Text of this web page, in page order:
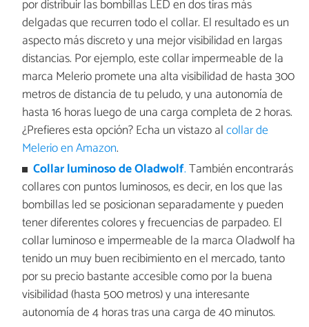
por distribuir las bombillas LED en dos tiras más
delgadas que recurren todo el collar. El resultado es un
aspecto más discreto y una mejor visibilidad en largas
distancias. Por ejemplo, este collar impermeable de la
marca Melerio promete una alta visibilidad de hasta 300
metros de distancia de tu peludo, y una autonomía de
hasta 16 horas luego de una carga completa de 2 horas.
¿Prefieres esta opción? Echa un vistazo alcollar de
Melerio en Amazon.
Collar luminoso de Oladwolf.También encontrarás
collares con puntos luminosos, es decir, en los que las
bombillas led se posicionan separadamente y pueden
tener diferentes colores y frecuencias de parpadeo. El
collar luminoso e impermeable de la marca Oladwolf ha
tenido un muy buen recibimiento en el mercado, tanto
por su precio bastante accesible como por la buena
visibilidad (hasta 500 metros) y una interesante
autonomía de 4 horas tras una carga de 40 minutos.